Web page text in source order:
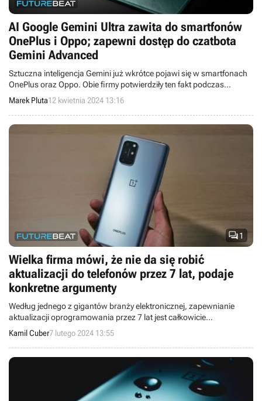
AI Google Gemini Ultra zawita do smartfonów
OnePlus i Oppo; zapewni dostęp do czatbota
Gemini Advanced
Sztuczna inteligencja Gemini już wkrótce pojawi się w smartfonach
OnePlus oraz Oppo. Obie firmy potwierdziły ten fakt podczas
konferencji Google Cloud Next '24, organizowanej przez Google.
Marek Pluta12 kwietnia 2024 13:16
1
Wielka firma mówi, że nie da się robić
aktualizacji do telefonów przez 7 lat, podaje
konkretne argumenty
Według jednego z gigantów branży elektronicznej, zapewnianie
aktualizacji oprogramowania przez 7 lat jest całkowicie
niepotrzebne.
Kamil Cuber7 lutego 2024 13:55